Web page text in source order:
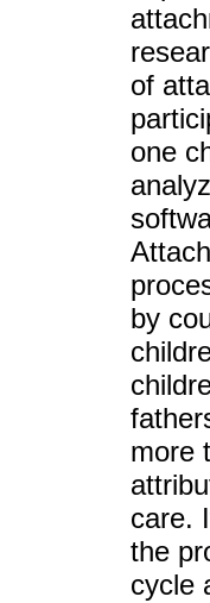
of
one
by
more
care.
the
cycle